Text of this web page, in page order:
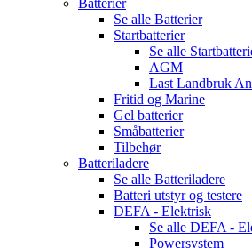
Se alle Batterier
Startbatterier
Se alle
AGM
Last Landbruk
Fritid og Marine
Gel batterier
Småbatterier
Tilbehør
Batteriladere
Se alle Batteriladere
Batteri utstyr og testere
DEFA - Elektrisk
Se alle DEFA -
Powersystem